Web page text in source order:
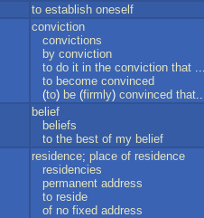
to establish oneself
conviction
convictions
by conviction
to do it in the conviction that ...
to become convinced
(to) be (firmly) convinced that
belief
beliefs
to the best of my belief
residence; place of residence
residencies
permanent address
to reside
of no fixed address